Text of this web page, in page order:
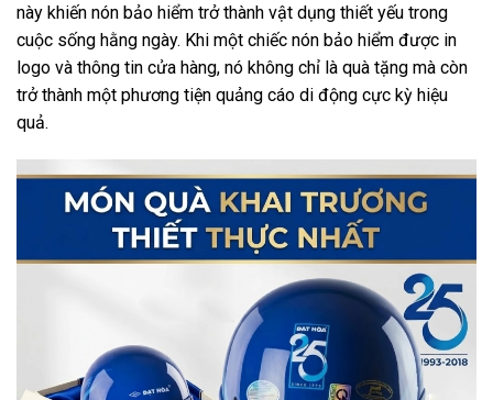
này khiến nón bảo hiểm trở thành vật dụng thiết yếu trong
cuộc sống hằng ngày. Khi một chiếc nón bảo hiểm được in
logo và thông tin cửa hàng, nó không chỉ là quà tặng mà còn
trở thành một phương tiện quảng cáo di động cực kỳ hiệu
quả.